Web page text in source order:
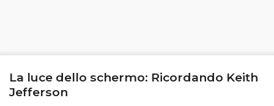
La luce dello schermo: Ricordando Keith
Jefferson